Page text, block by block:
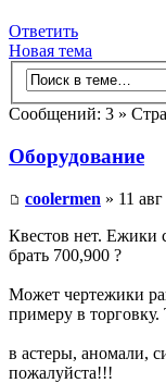
Ответить
Новая тема
Сообщений: 3 »
Оборудование
coolermen » 11
Квестов нет. Ежики
брать 700,900 ?
Может чертежики
примеру в торговку.
в астеры, аномали,
пожалуйста!!!